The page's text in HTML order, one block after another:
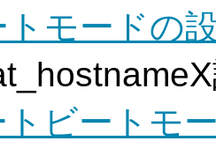
トモードの
ビートモ